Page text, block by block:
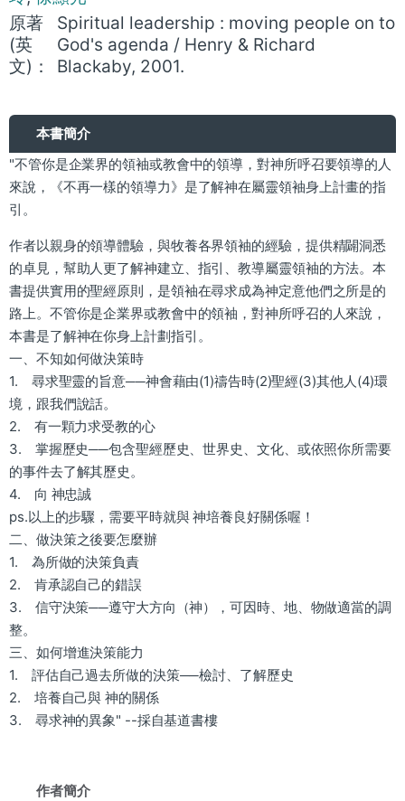
原著
(英
文)：
Spiritual leadership : moving people on to
God's agenda / Henry & Richard
Blackaby, 2001.
本書簡介
作者簡介
"不管你是企業界的領袖或教會中的領導，對神所呼召要領導的人
來說，《不再一樣的領導力》是了解神在屬靈領袖身上計畫的指
引。
作者以親身的領導體驗，與牧養各界領袖的經驗，提供精闢洞悉
的卓見，幫助人更了解神建立、指引、教導屬靈領袖的方法。本
書提供實用的聖經原則，是領袖在尋求成為神定意他們之所是的
路上。不管你是企業界或教會中的領袖，對神所呼召的人來說，
本書是了解神在你身上計劃指引。
一、不知如何做決策時
1. 尋求聖靈的旨意──神會藉由(1)禱告時(2)聖經(3)其他人(4)環
境，跟我們說話。
2. 有一顆力求受教的心
3. 掌握歷史──包含聖經歷史、世界史、文化、或依照你所需要
的事件去了解其歷史。
4. 向 神忠誠
ps.以上的步驟，需要平時就與 神培養良好關係喔！
二、做決策之後要怎麼辦
1. 為所做的決策負責
2. 肯承認自己的錯誤
3. 信守決策──遵守大方向（神），可因時、地、物做適當的調
整。
三、如何增進決策能力
1. 評估自己過去所做的決策──檢討、了解歷史
2. 培養自己與 神的關係
3. 尋求神的異象" --採自基道書樓